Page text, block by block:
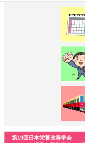
第19回日本栄養改善学会